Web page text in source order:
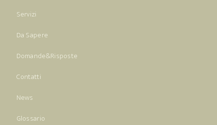
Servizi
Da Sapere
Domande&Risposte
Contatti
News
Glossario